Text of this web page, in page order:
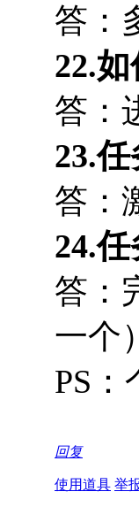
答：
22.
答：
23.
答：
24.
答：
一个
PS
回复
使用道具 举